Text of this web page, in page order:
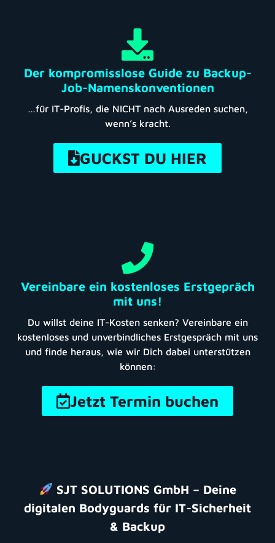
Der kompromisslose Guide zu Backup-
Job-Namenskonventionen
…für IT-Profis, die NICHT nach Ausreden suchen,
wenn’s kracht.
GUCKST DU HIER
Vereinbare ein kostenloses Erstgepräch
mit uns!
Du willst deine IT-Kosten senken? Vereinbare ein
kostenloses und unverbindliches Erstgespräch mit uns
und finde heraus, wie wir Dich dabei unterstützen
können:
Jetzt Termin buchen
SJT SOLUTIONS GmbH – Deine
digitalen Bodyguards für IT-Sicherheit
& Backup